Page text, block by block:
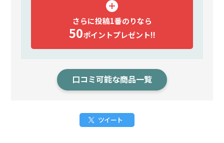
さらに投稿1番のりなら
50ポイントプレゼント!!
口コミ可能な商品一覧
ツイート